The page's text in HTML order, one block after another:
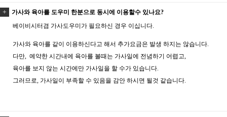
가사와 육아를 도우미 한분으로 동시에 이용할수 있나요?
베이비시터겸 가사도우미가 필요하신 경우 이십니다.
가사와 육아를 같이 이용하신다고 해서 추가요금은 발생 하지는 않습니다.
다만, 예약한 시간내에 육아를 볼때는 가사일에 전념하기 어렵고,
육아를 보지 않는 시간에만 가사일을 할 수가 있습니다.
그러므로, 가사일이 부족할 수 있음을 감안 하시면 될것 같습니다.